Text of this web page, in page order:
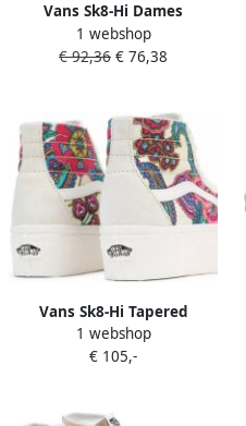
Vans Sk8-Hi Dames
Sneakers Zwart Leren High-
Top Schoenen
1 webshop
€ 92,36 € 76,38
Vans Sk8-Hi Tapered
Stackform Paisley Bloom
Turtledove
1 webshop
€ 105,-